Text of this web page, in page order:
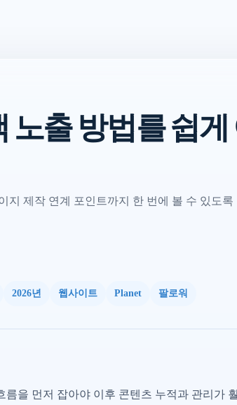
노출 방법를 쉽
지 제작 연계 포인트까지 한 번에 볼 수 있도
2026년 웹사이트 Planet 팔로워
을 먼저 잡아야 이후 콘텐츠 누적과 관리가